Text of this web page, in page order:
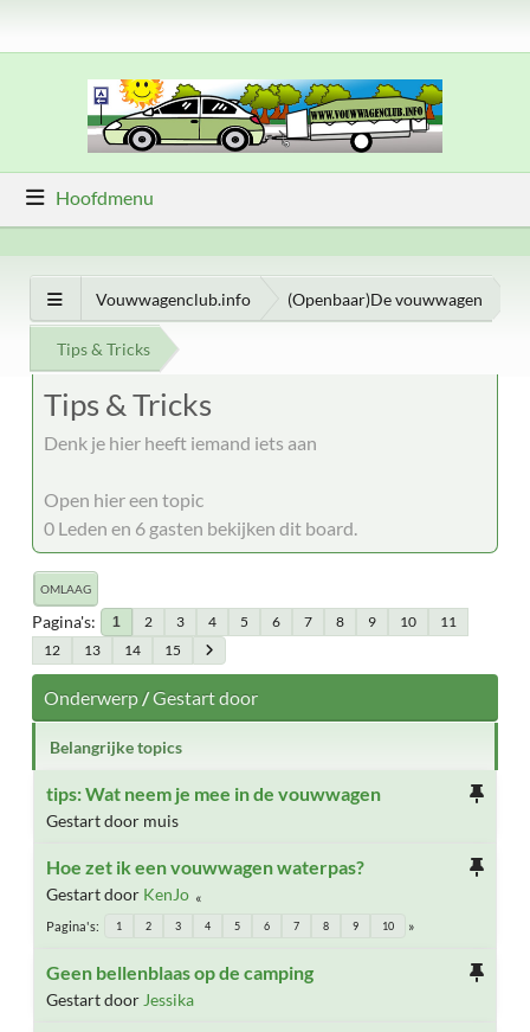
Hoofdmenu
Vouwwagenclub.info (Openbaar)De vouwwagen
Tips & Tricks
Tips & Tricks
Denk je hier heeft iemand iets aan
Open hier een topic
0 Leden en 6 gasten bekijken dit board.
OMLAAG
Pagina's 1 2 3 4 5 6 7 8 9 10
11
12
13 14 15
Onderwerp/Gestart door
Belangrijke topics
tips: Wat neem je mee in de vouwwagen
Gestart door muis
Hoe zet ik een vouwwagen waterpas?
Gestart door KenJo
Pagina's 1 2 3 4 5 6 7 8 9 10
Geen bellenblaas op de camping
Gestart door Jessika